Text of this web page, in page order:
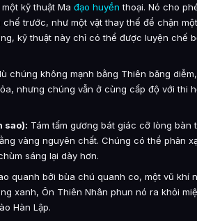
một kỹ thuật Ma đạo huyền thoại. Nó cho
trước, như một vật thay thế để chặn
kỹ thuật này chỉ có thể được luyện chế
chúng không mạnh bằng Thiên băng
nhưng chúng vẫn ở cùng cấp độ với thi
sao): Tám tấm gương bát giác cỡ lòng bàn
vàng nguyên chất. Chúng có thể phản
sáng lại dày hơn.
quanh bởi bùa chú quanh co, một vũ khí
xanh, Ôn Thiên Nhân phun nó ra khỏi
Hàn Lập.